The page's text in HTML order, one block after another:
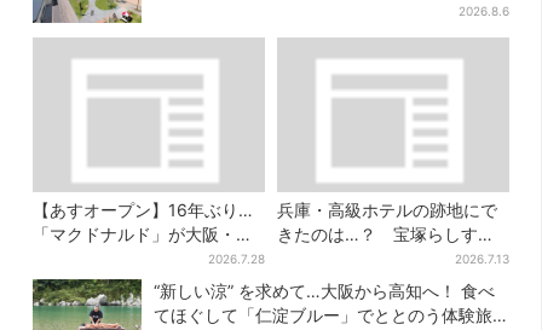
2026.8.6
【あすオープン】16年ぶり…
「マクドナルド」が大阪・本
町に帰ってくる！駅から徒歩1
分＆23時まで
2026.7.28
兵庫・高級ホテルの跡地にで
きたのは…？ 宝塚らしすぎ
る“豪華スーパー”を調査2026.7.13
“新しい涼” を求めて…大阪から高知へ！ 食べ
てほぐして「仁淀ブルー」でととのう体験旅